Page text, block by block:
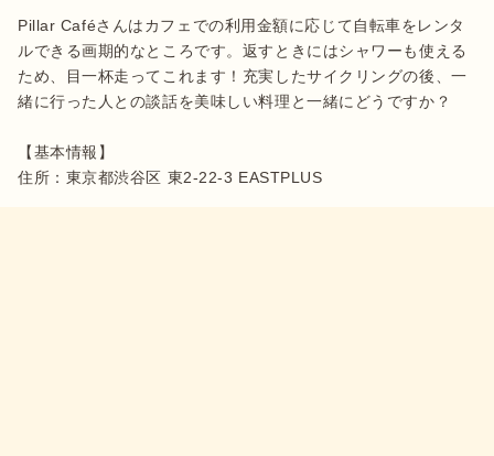
Pillar Caféさんはカフェでの利用金額に応じて自転車をレンタ
ルできる画期的なところです。返すときにはシャワーも使える
ため、目一杯走ってこれます！充実したサイクリングの後、一
緒に行った人との談話を美味しい料理と一緒にどうですか？
【基本情報】
住所：東京都渋谷区 東2-22-3 EASTPLUS